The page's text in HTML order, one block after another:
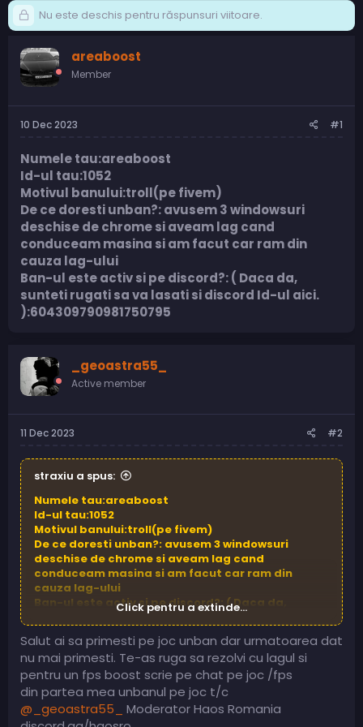
Nu este deschis pentru răspunsuri viitoare.
areaboost
Member
10 Dec 2023 #1
Numele tau:areaboost
Id-ul tau:1052
Motivul banului:troll(pe fivem)
De ce doresti unban?: avusem 3 windowsuri
deschise de chrome si aveam lag cand
conduceam masina si am facut car ram din
cauza lag-ului
Ban-ul este activ si pe discord?: ( Daca da,
sunteti rugati sa va lasati si discord Id-ul aici.
):604309790981750795
_geoastra55_
Active member
11 Dec 2023 #2
straxiu a spus:
Numele tau:areaboost
Id-ul tau:1052
Motivul banului:troll(pe fivem)
De ce doresti unban?: avusem 3 windowsuri
deschise de chrome si aveam lag cand
conduceam masina si am facut car ram din
cauza lag-ului
Ban-ul este activ si pe discord?: ( Daca da,
sunteti rugati sa va lasati si discord Id-ul aici.
Click pentru a extinde...
Salut ai sa primesti pe joc unban dar urmatoarea dat
nu mai primesti. Te-as ruga sa rezolvi cu lagul si
pentru un fps boost scrie pe chat pe joc /fps
din partea mea unbanul pe joc t/c
@_geoastra55_
Moderator Haos Romania